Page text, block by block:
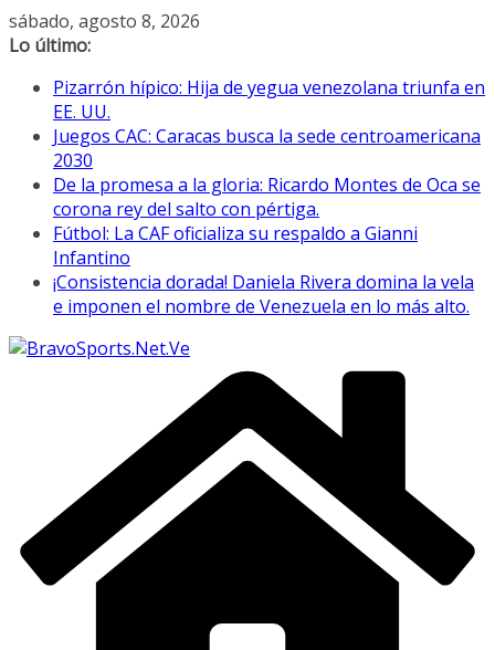
Saltar
al
sábado, agosto 8, 2026
Lo último:
Pizarrón hípico: Hija de yegua venezolana triunfa en
EE. UU.
Juegos CAC: Caracas busca la sede centroamericana
2030
De la promesa a la gloria: Ricardo Montes de Oca se
corona rey del salto con pértiga.
Fútbol: La CAF oficializa su respaldo a Gianni
Infantino
¡Consistencia dorada! Daniela Rivera domina la vela
e imponen el nombre de Venezuela en lo más alto.